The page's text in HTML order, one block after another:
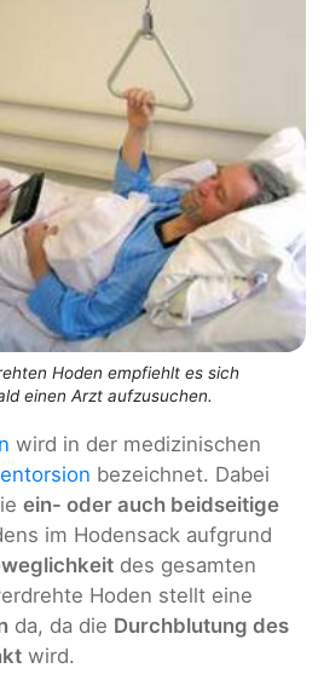
Hoden empfiehlt es sich
einen Arzt aufzusuchen.
wird in der medizinischen
bezeichnet. Dabei
ein- oder auch beidseitige
im Hodensack aufgrund
des gesamten
Hoden stellt eine
da, da die Durchblutung des
wird.